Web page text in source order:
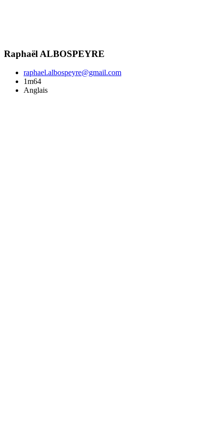
Raphaël ALBOSPEYRE
raphael.albospeyre@gmail.com
1m64
Anglais